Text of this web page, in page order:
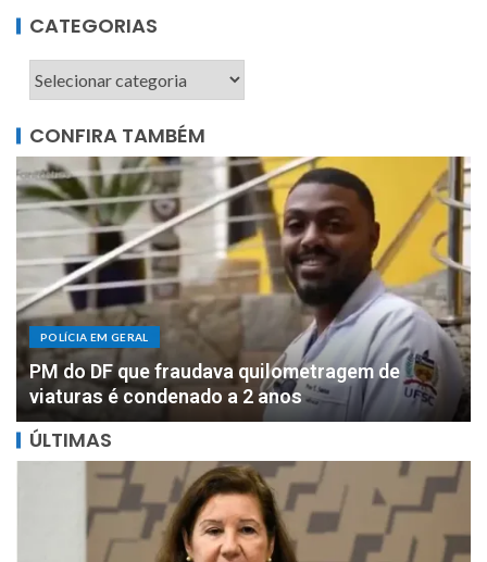
CATEGORIAS
CONFIRA TAMBÉM
POLÍCIA EM GERAL
DOIS MILHÕES: PF apreende R$ 2 milhões com
motorista de parlamentar federal de Rondônia
ÚLTIMAS